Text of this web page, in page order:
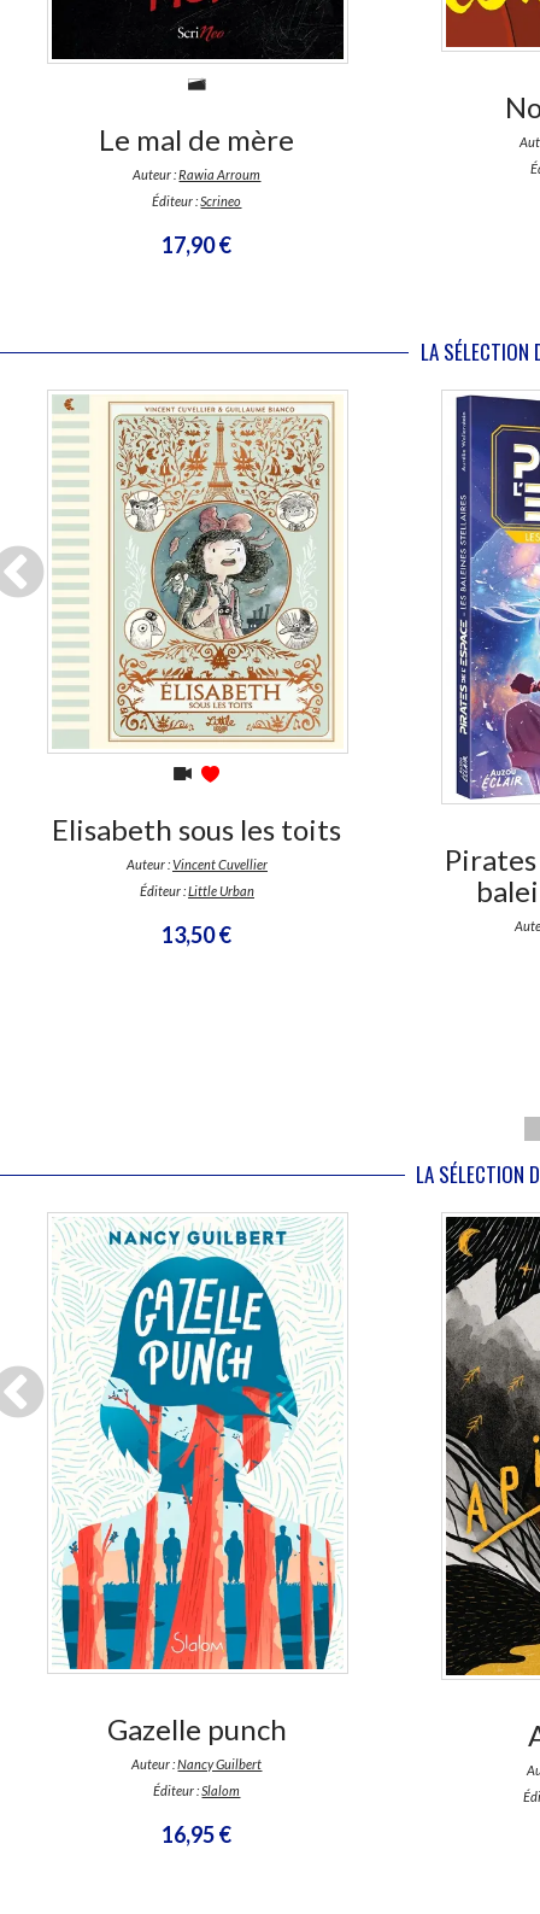
Le mal de mère
Auteur :Rawia Arroum
Éditeur :Scrineo
17,90 €
LA SÉLECTION
En stock *
*stock limité
Elisabeth sous les toits
Auteur :Vincent Cuvellier
Éditeur :Little Urban
13,50 €
LA SÉLECTION
En stock *
*stock limité
Gazelle punch
Auteur :Nancy Guilbert
Éditeur :Slalom
16,95 €